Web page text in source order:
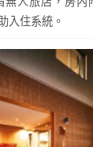
入住系統。